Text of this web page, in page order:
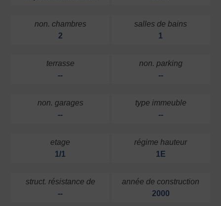
non. chambres
2
salles de bains
1
terrasse
--
non. parking
--
non. garages
--
type immeuble
--
etage
1/1
régime hauteur
1E
struct. résistance de
--
année de construction
2000